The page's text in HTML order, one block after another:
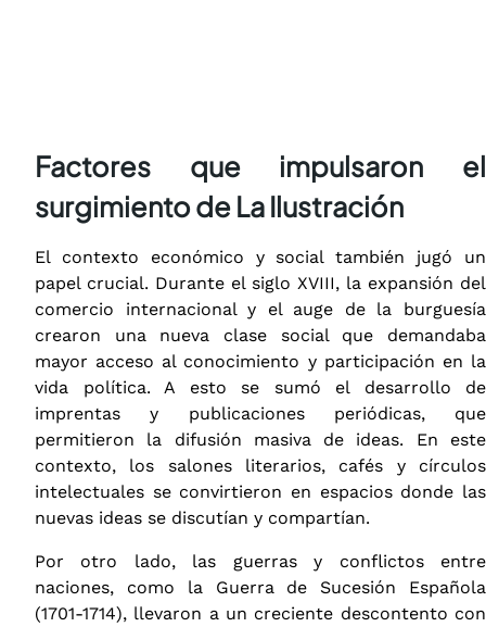
Factores que impulsaron el
surgimiento de La Ilustración
El contexto económico y social también jugó un
papel crucial. Durante el siglo XVIII, la expansión del
comercio internacional y el auge de la burguesía
crearon una nueva clase social que demandaba
mayor acceso al conocimiento y participación en la
vida política. A esto se sumó el desarrollo de
imprentas y publicaciones periódicas, que
permitieron la difusión masiva de ideas. En este
contexto, los salones literarios, cafés y círculos
intelectuales se convirtieron en espacios donde las
nuevas ideas se discutían y compartían.
Por otro lado, las guerras y conflictos entre
naciones, como la Guerra de Sucesión Española
(1701-1714), llevaron a un creciente descontento con